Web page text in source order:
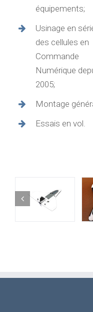
équipements;
Usinage en
des cellules en
Commande
Numérique
2005;
Montage
Essais en vol.